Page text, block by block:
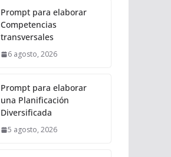
Prompt para elaborar
Competencias
transversales
6 agosto, 2026
Prompt para elaborar
una Planificación
Diversificada
5 agosto, 2026